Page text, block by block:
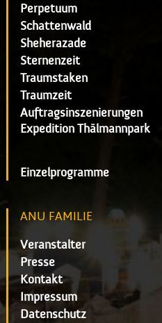
Perpetuum
Schattenwald
Sheherazade
Sternenzeit
Traumstaken
Traumzeit
Auftragsinszenierungen
Expedition Thälmannpark
Einzelprogramme
ANU FAMILIE
Veranstalter
Presse
Kontakt
Impressum
Datenschutz